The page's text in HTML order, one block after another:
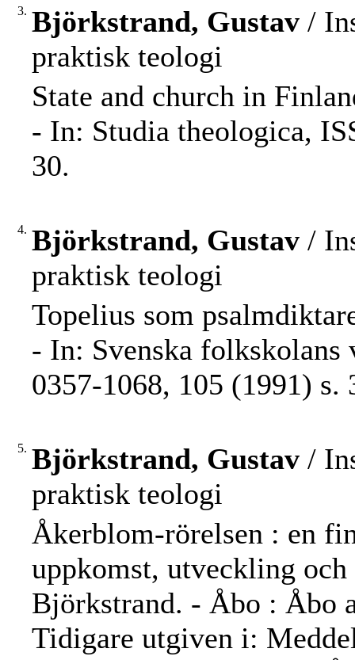
3. Björkstrand, Gustav /
praktisk teologi
State and church in
- In: Studia theologica,
30.
4. Björkstrand, Gustav /
praktisk teologi
Topelius som
- In: Svenska folkskolans
0357-1068, 105 (1991) s.
5. Björkstrand, Gustav /
praktisk teologi
Åkerblom-rörelsen : en
uppkomst, utveckling
Björkstrand. - Åbo : Åbo
Tidigare utgiven i: